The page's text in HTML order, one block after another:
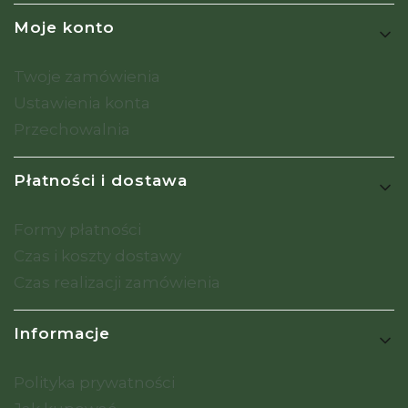
Moje konto
Twoje zamówienia
Ustawienia konta
Przechowalnia
Płatności i dostawa
Formy płatności
Czas i koszty dostawy
Czas realizacji zamówienia
Informacje
Polityka prywatności